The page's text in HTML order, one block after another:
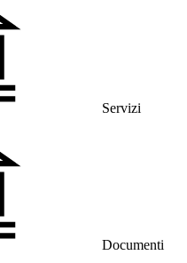
Servizi
Documenti